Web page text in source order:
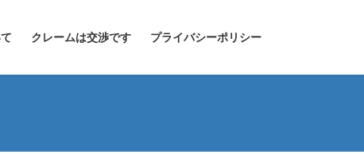
クレームは交渉です プライバシーポリシー